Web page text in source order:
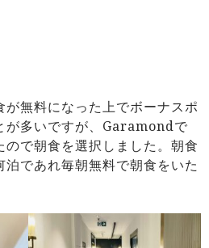
無料になった上でボーナスポ
が多いですが、Garamondで
で朝食を選択しました。朝食
であれ毎朝無料で朝食をいた